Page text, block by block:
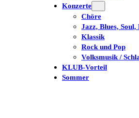
Konzerte
Chöre
Jazz, Blues, Soul,
Klassik
Rock und Pop
Volksmusik /
KLUB-Vorteil
Sommer